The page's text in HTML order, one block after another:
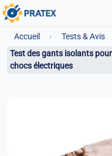
Accueil › Tests & Avis
Test des gants isolants
chocs électriques